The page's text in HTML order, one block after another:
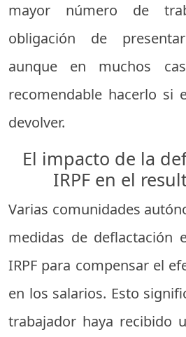
mayor número de
obligación de
aunque en muchos
recomendable hacerlo si
devolver.
El impacto de la
IRPF en el
Varias comunidades
medidas de deflactación
IRPF para compensar el
en los salarios. Esto
trabajador haya recibido